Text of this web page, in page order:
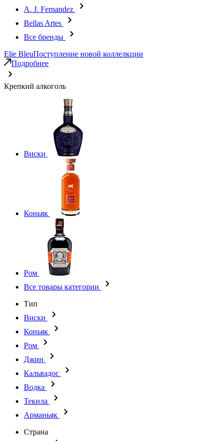
A. J. Fernandez
Bellas Artes
Все бренды
Elie BleuПоступление новой коллелкции
Подробнее
Крепкий алкоголь
Виски
Коньяк
Ром
Все товары категории
Тип
Виски
Коньяк
Ром
Джин
Кальвадос
Водка
Текила
Арманьяк
Страна